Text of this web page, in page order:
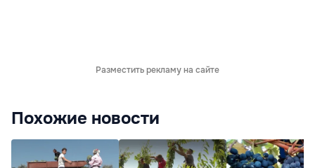
Разместить рекламу на сайте
Похожие новости